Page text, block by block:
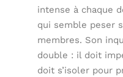
intense à chaque
qui semble peser
membres. Son
double : il doit
doit s’isoler pour